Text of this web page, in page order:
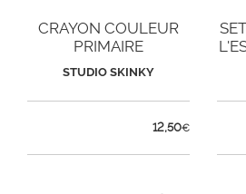
CRAYON COULEUR
PRIMAIRE
STUDIO SKINKY
12,50€